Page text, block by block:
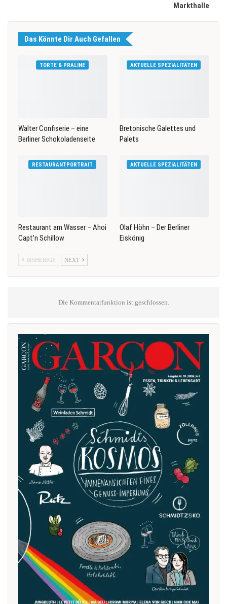
Markthalle
Das Könnte Dir Auch Gefallen
TORTE & PRALINE
Walter Confiserie – eine
Berliner Schokoladenseite
AKTUELLE SPEZIALITÄTEN
Bretonische Galettes und
Palets
RESTAURANTPORTRAIT
Restaurant am Wasser – Ahoi
Capt’n Schillow
AKTUELLE SPEZIALITÄTEN
Olaf Höhn – Der Berliner
Eiskönig
BISHERIGE NEXT
Die Kommentarfunktion ist geschlossen.